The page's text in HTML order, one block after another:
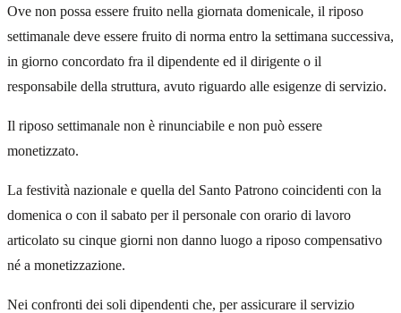
Ove non possa essere fruito nella giornata domenicale, il riposo
settimanale deve essere fruito di norma entro la settimana successiva,
in giorno concordato fra il dipendente ed il dirigente o il
responsabile della struttura, avuto riguardo alle esigenze di servizio.
Il riposo settimanale non è rinunciabile e non può essere
monetizzato.
La festività nazionale e quella del Santo Patrono coincidenti con la
domenica o con il sabato per il personale con orario di lavoro
articolato su cinque giorni non danno luogo a riposo compensativo
né a monetizzazione.
Nei confronti dei soli dipendenti che, per assicurare il servizio